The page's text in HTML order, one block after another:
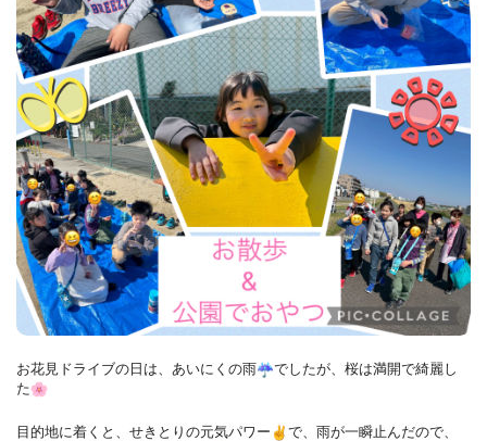
お花見ドライブの日は、あいにくの雨 でしたが、 桜は満開で綺麗し
た
目的地に着くと、せきとりの元気パワー で、 雨が一瞬止んだので、